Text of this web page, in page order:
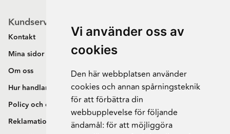
Vi använder oss av
cookies
Den här webbplatsen använder
cookies och annan spårningsteknik
för att förbättra din
webbupplevelse för följande
ändamål: för att möjliggöra
Kundservice
Kontakt
Mina sidor
Om oss
Hur handlar jag?
Policy och cookies
Reklamation och retur